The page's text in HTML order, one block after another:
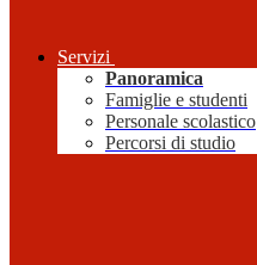
Servizi
Panoramica
Famiglie e studenti
Personale scolastico
Percorsi di studio